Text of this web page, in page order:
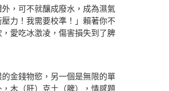
，可不就釀成廢水，成為濕氣
力！我需要校準！」賴著你不
愛吃冰激凌，傷害損失到了脾
金錢物慾，另一個是無限的單
木（肝）克土（脾），情感題